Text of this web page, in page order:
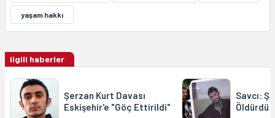
yaşam hakkı
ilgili haberler
Şerzan Kurt Davası
Eskişehir'e "Göç Ettirildi"
Savcı:
Öldürdü